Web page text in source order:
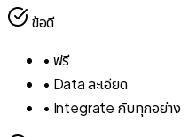
ข้อดี
• ฟรี
• Data ละเอียด
• Integrate กับทุกอย่าง